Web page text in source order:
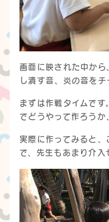
画面に映された中か
し潰す音、炎の音をチ
まずは作戦タイムです
でどうやって作ろうか
実際に作ってみると
で、先生もあまり介入